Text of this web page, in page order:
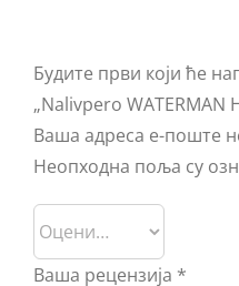
Будите први који ће
„Nalivpero WATERMAN
Ваша адреса е-поште
Неопходна поља су
Ваша рецензија *